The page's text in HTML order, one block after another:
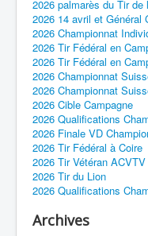
2026 palmarès du Tir de
2026 14 avril et Général
2026 Championnat
2026 Tir Fédéral en
2026 Tir Fédéral en
2026 Championnat
2026 Championnat
2026 Cible Campagne
2026 Qualifications
2026 Finale VD
2026 Tir Fédéral à Coire
2026 Tir Vétéran ACVTV
2026 Tir du Lion
2026 Qualifications
Archives